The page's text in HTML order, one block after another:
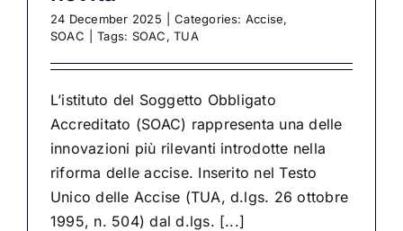
24 December 2025 Categories: Accise,
SOAC
Tags: SOAC,TUA
L’istituto del Soggetto Obbligato
Accreditato (SOAC) rappresenta una delle
innovazioni più rilevanti introdotte nella
riforma delle accise. Inserito nel Testo
Unico delle Accise (TUA, d.lgs. 26 ottobre
1995, n. 504) dal d.lgs. [...]